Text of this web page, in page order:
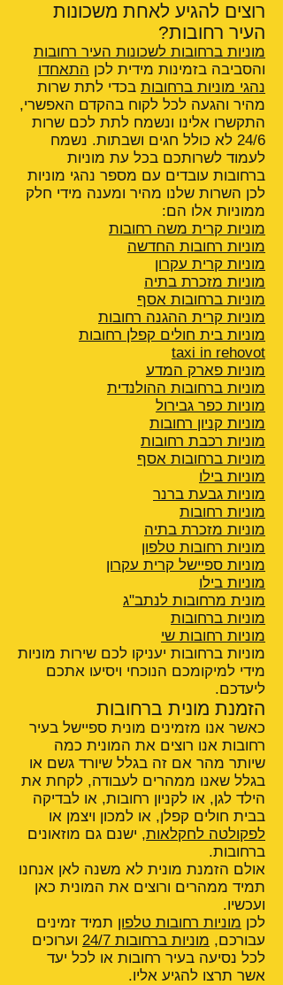
רוצים להגיע לאחת משכונות
העיר רחובות?
מוניות ברחובות לשכונות העיר רחובות
והסביבה בזמינות מידית לכן התאחדו
נהגי מוניות ברחובות בכדי לתת שרות
מהיר והגעה לכל לקוח בהקדם האפשרי,
התקשרו אלינו ונשמח לתת לכם שרות
24/6 לא כולל חגים ושבתות. נשמח
לעמוד לשרותכם בכל עת מוניות
ברחובות עובדים עם מספר נהגי מוניות
לכן השרות שלנו מהיר ומענה מידי חלק
ממוניות אלו הם:
מוניות קרית משה רחובות
מוניות רחובות החדשה
מוניות קרית עקרון
מוניות מזכרת בתיה
מוניות ברחובות אסף
מוניות קרית ההגנה רחובות
מוניות בית חולים קפלן רחובות
taxi in rehovot
מוניות פארק המדע
מוניות ברחובות ההולנדית
מוניות כפר גבירול
מוניות קניון רחובות
מוניות רכבת רחובות
מוניות ברחובות אסף
מוניות בילו
מוניות גבעת ברנר
מוניות רחובות
מוניות מזכרת בתיה
מוניות רחובות טלפון
מוניות ספיישל קרית עקרון
מוניות בילו
מונית מרחובות לנתב"ג
מוניות ברחובות
מוניות רחובות שי
מוניות ברחובות יעניקו לכם שירות מוניות
מידי למיקומכם הנוכחי ויסיעו אתכם
ליעדכם.
הזמנת מונית ברחובות
כאשר אנו מזמינים מונית ספיישל בעיר
רחובות אנו רוצים את המונית כמה
שיותר מהר אם זה בגלל שיורד גשם או
בגלל שאנו ממהרים לעבודה, לקחת את
הילד לגן, או לקניון רחובות, או לבדיקה
בבית חולים קפלן, או למכון ויצמן או
לפקולטה לחקלאות, ישנם גם מוזאונים
ברחובות.
אולם הזמנת מונית לא משנה לאן אנחנו
תמיד ממהרים ורוצים את המונית כאן
ועכשיו.
לכן מוניות רחובות טלפון תמיד זמינים
עבורכם, מוניות ברחובות 24/7
וערוכים
לכל נסיעה בעיר רחובות או לכל יעד
אשר תרצו להגיע אליו.